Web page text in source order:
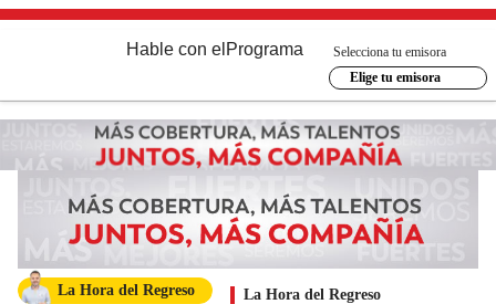
Hable con el Programa
Selecciona tu emisora
Elige tu emisora
La Hora del Regreso La Hora del Regreso